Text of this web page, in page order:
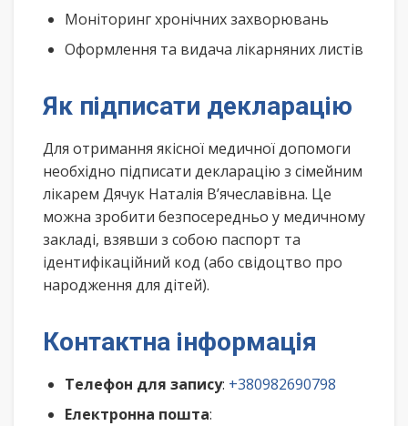
Моніторинг хронічних захворювань
Оформлення та видача лікарняних листів
Як підписати декларацію
Для отримання якісної медичної допомоги
необхідно підписати декларацію з сімейним
лікарем Дячук Наталія В’ячеславівна. Це
можна зробити безпосередньо у медичному
закладі, взявши з собою паспорт та
ідентифікаційний код (або свідоцтво про
народження для дітей).
Контактна інформація
Телефон для запису: +380982690798
Електронна пошта: